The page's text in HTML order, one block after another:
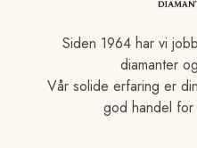
Siden 1964 har vi
diamanter
Vår solide erfaring er
god handel